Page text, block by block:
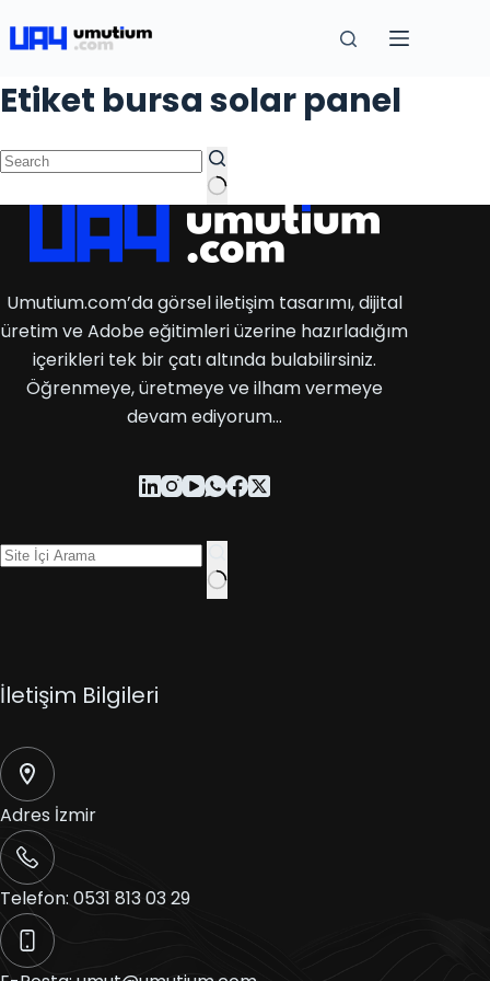
Etiket bursa solar panel
Umutium.com’da görsel iletişim tasarımı, dijital
üretim ve Adobe eğitimleri üzerine hazırladığım
içerikleri tek bir çatı altında bulabilirsiniz.
Öğrenmeye, üretmeye ve ilham vermeye
devam ediyorum…
İletişim Bilgileri
Adres İzmir
Telefon:0531 813 03 29